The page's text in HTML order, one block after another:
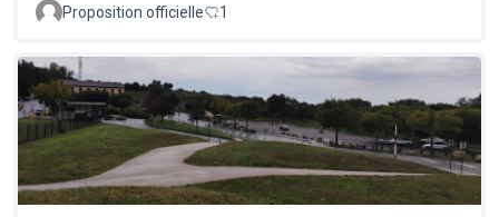
Proposition officielle 1